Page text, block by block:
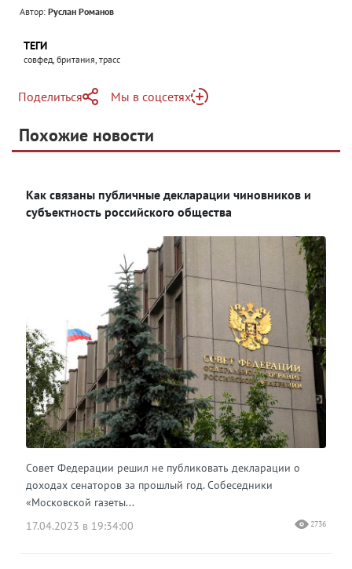
Автор: Руслан Романов
ТЕГИ
совфед, британия, трасс
Поделиться
Telegram
Одноклассники
Мы в соцсетях
Яндекс Дзен
Похожие новости
Как связаны публичные декларации чиновников и
субъектность российского общества
Совет Федерации решил не публиковать декларации о
доходах сенаторов за прошлый год. Собеседники
«Московской газеты...
17.04.2023 в 19:34:00
2736